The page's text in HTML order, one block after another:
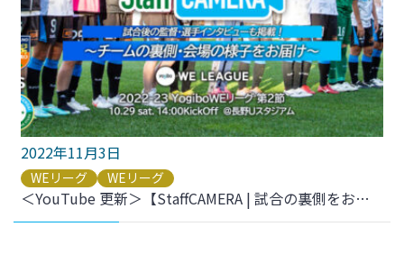
2022年11月3日
WEリーグ WEリーグ
＜YouTube 更新＞【StaffCAMERA | 試合の裏側をお届け】2022-23 YogiboWEリーグ 第2節 vs.AC長野パルセイロ・レディース をアップしました